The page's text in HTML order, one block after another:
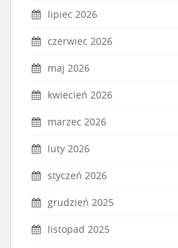
lipiec 2026
czerwiec 2026
maj 2026
kwiecień 2026
marzec 2026
luty 2026
styczeń 2026
grudzień 2025
listopad 2025